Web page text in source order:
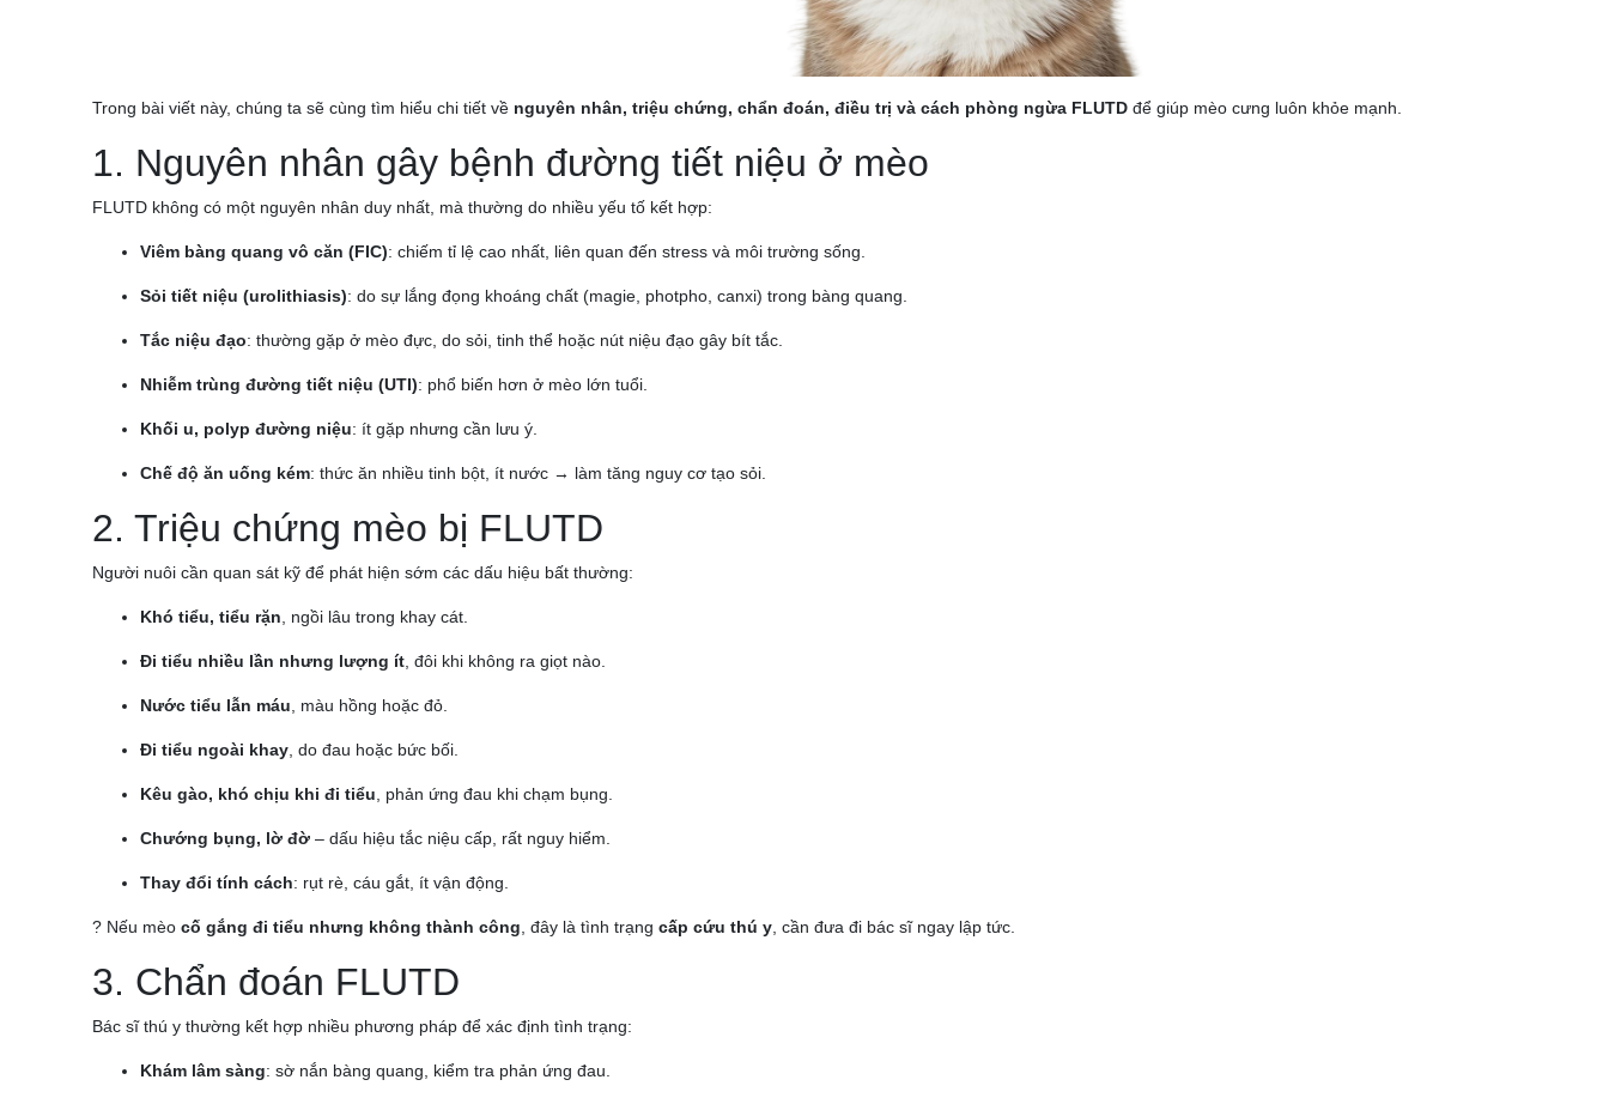
Trong bài viết này, chúng ta sẽ cùng tìm hiểu chi tiết về nguyên nhân, triệu chứng, chẩn đoán, điều trị và cách phòng ngừa FLUTD để giúp mèo cưng luôn khỏe mạnh.
1. Nguyên nhân gây bệnh đường tiết niệu ở mèo
FLUTD không có một nguyên nhân duy nhất, mà thường do nhiều yếu tố kết hợp:
Viêm bàng quang vô căn (FIC): chiếm tỉ lệ cao nhất, liên quan đến stress và môi trường sống.
Sỏi tiết niệu (urolithiasis): do sự lắng đọng khoáng chất (magie, photpho, canxi) trong bàng quang.
Tắc niệu đạo: thường gặp ở mèo đực, do sỏi, tinh thể hoặc nút niệu đạo gây bít tắc.
Nhiễm trùng đường tiết niệu (UTI): phổ biến hơn ở mèo lớn tuổi.
Khối u, polyp đường niệu: ít gặp nhưng cần lưu ý.
Chế độ ăn uống kém: thức ăn nhiều tinh bột, ít nước → làm tăng nguy cơ tạo sỏi.
2. Triệu chứng mèo bị FLUTD
Người nuôi cần quan sát kỹ để phát hiện sớm các dấu hiệu bất thường:
Khó tiểu, tiểu rặn , ngồi lâu trong khay cát.
Đi tiểu nhiều lần nhưng lượng ít , đôi khi không ra giọt nào.
Nước tiểu lẫn máu , màu hồng hoặc đỏ.
Đi tiểu ngoài khay , do đau hoặc bức bối.
Kêu gào, khó chịu khi đi tiểu , phản ứng đau khi chạm bụng.
Chướng bụng, lờ đờ – dấu hiệu tắc niệu cấp, rất nguy hiểm.
Thay đổi tính cách: rụt rè, cáu gắt, ít vận động.
? Nếu mèo cố gắng đi tiểu nhưng không thành công , đây là tình trạng cấp cứu thú y , cần đưa đi bác sĩ ngay lập tức.
3. Chẩn đoán FLUTD
Bác sĩ thú y thường kết hợp nhiều phương pháp để xác định tình trạng:
Khám lâm sàng: sờ nắn bàng quang, kiểm tra phản ứng đau.